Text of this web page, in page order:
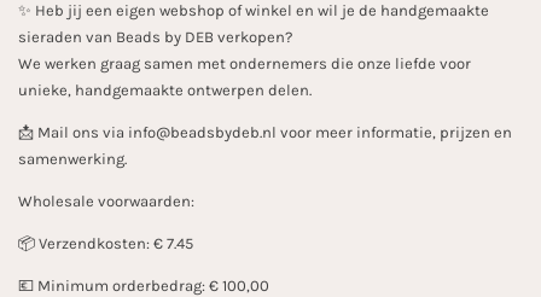
✨️ Heb jij een eigen webshop of winkel en wil je de handgemaakte
sieraden van Beads by DEB verkopen?
We werken graag samen met ondernemers die onze liefde voor
unieke, handgemaakte ontwerpen delen.
📩 Mail ons via info@beadsbydeb.nl voor meer informatie, prijzen en
samenwerking.
Wholesale voorwaarden:
📦 Verzendkosten: € 7.45
💶 Minimum orderbedrag: € 100,00